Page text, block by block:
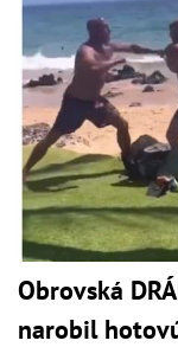
Obrovská
narobil